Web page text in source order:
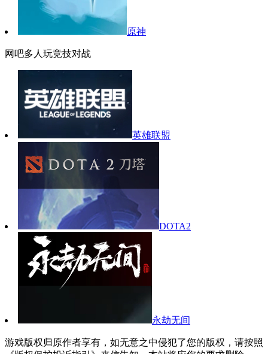
原神
网吧多人玩竞技对战
英雄联盟
DOTA2
永劫无间
游戏版权归原作者享有，如无意之中侵犯了您的版权，请按照